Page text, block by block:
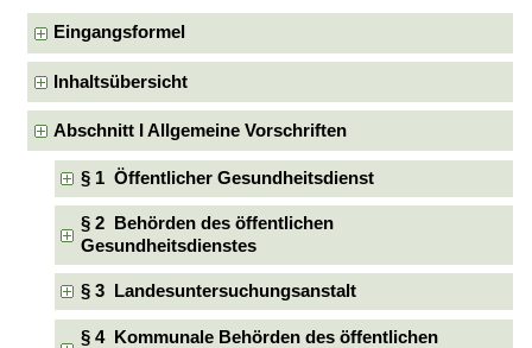
Eingangsformel
Inhaltsübersicht
Abschnitt I Allgemeine Vorschriften
§ 1 Öffentlicher Gesundheitsdienst
§ 2 Behörden des öffentlichen
Gesundheitsdienstes
§ 3 Landesuntersuchungsanstalt
§ 4 Kommunale Behörden des öffentlichen